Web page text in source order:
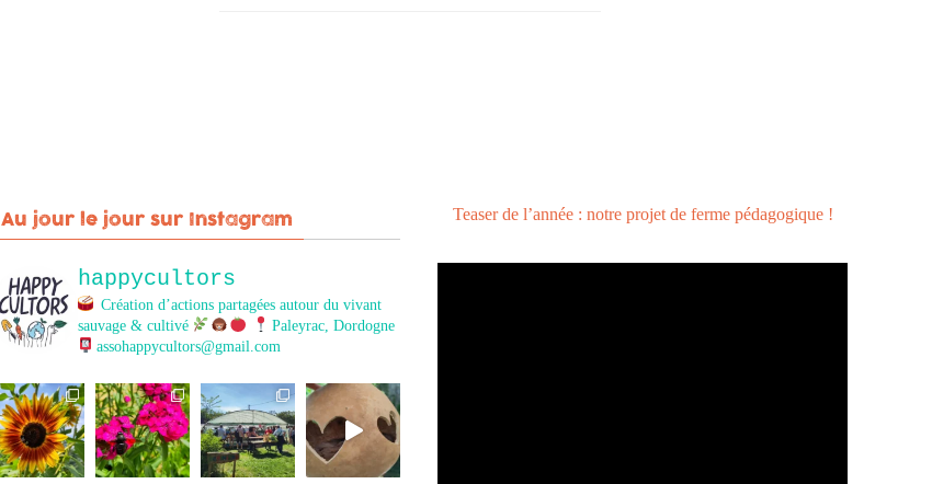
Au jour le jour sur Instagram
happycultors
Création d’actions partagées autour du vivant
sauvage & cultivé
Paleyrac, Dordogne
assohappycultors@gmail.com
Teaser de l’année : notre projet de ferme pédagogique !